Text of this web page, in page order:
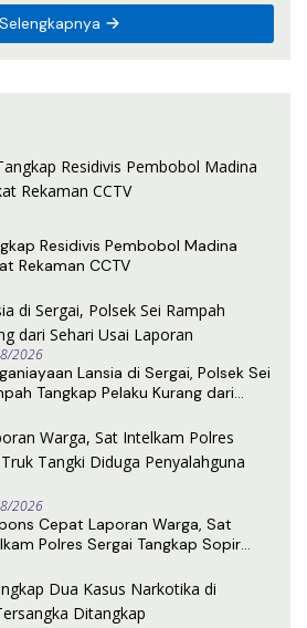
Selengkapnya
Residivis Pembobol Madina
Rekaman CCTV
2026
Lansia di Sergai, Polsek Sei
Tangkap Pelaku Kurang dari
2026
Cepat Laporan Warga, Sat
Polres Sergai Tangkap Sopir